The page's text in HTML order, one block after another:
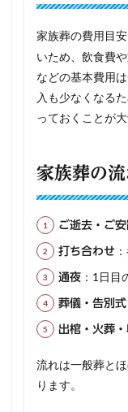
家族葬の費用目
いため、飲食費
などの基本費用
入も少なくなる
っておくことが大
家族葬の
ご逝去・ご
打ち合わせ
通夜 ：1日目
葬儀・告別式
出棺・火葬
流れは一般葬と
ります。